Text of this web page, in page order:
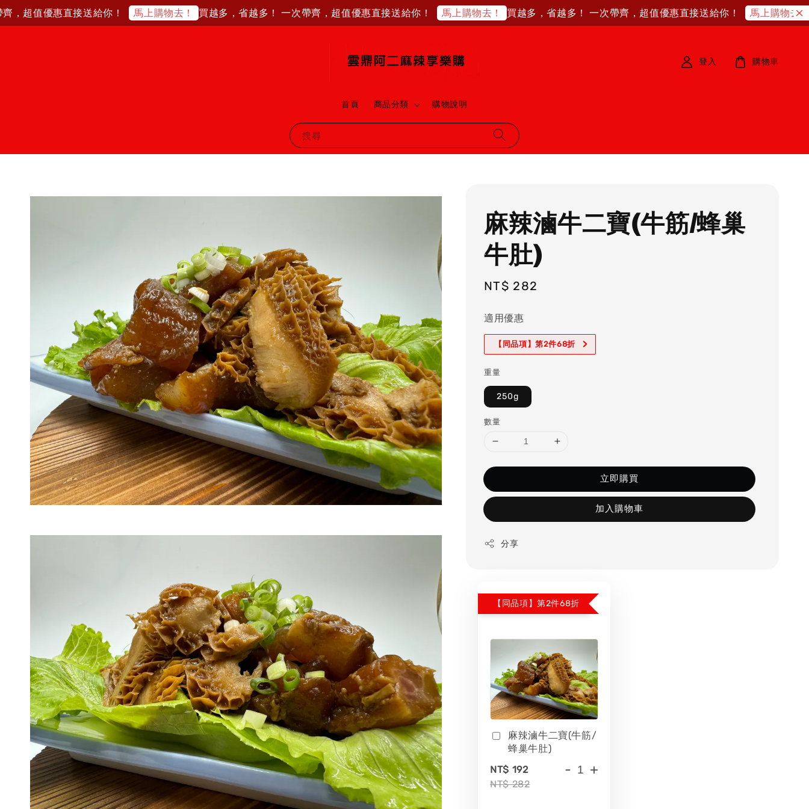
超值優惠直接送給你！ 馬上購物去！ 買越多，省越多！ 一次帶齊，超值優惠直接送給你！ 馬上購物去！ 買越多，省越多！ 一次帶齊，超值優惠直接送給你！ 馬上購物去！
搜尋
首頁 商品分類 購物說明
登入 購物車
麻辣滷牛二寶(牛筋/蜂巢
牛肚)
Regular
NT$ 282
適用優惠
【同品項】第2件68折
重量
250g
數量
立即購買
加入購物車
分享
【同品項】第2件68折
麻辣滷牛二寶(牛筋/
蜂巢牛肚)
NT$ 192
NT$ 282
- +